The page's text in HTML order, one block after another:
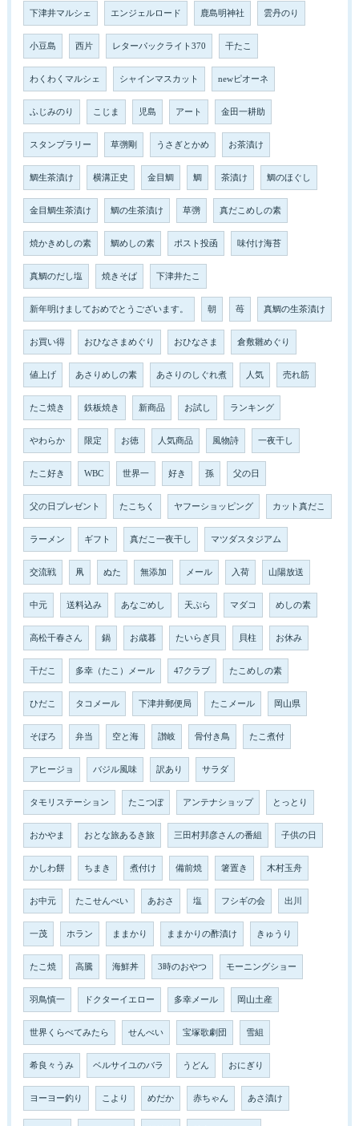
下津井マルシェ エンジェルロード 鹿島明神社 雲丹のり
小豆島 西片 レターパックライト370 干たこ
わくわくマルシェ シャインマスカット newピオーネ
ふじみのり こじま 児島 アート 金田一耕助
スタンプラリー 草彅剛 うさぎとかめ お茶漬け
鯛生茶漬け 横溝正史 金目鯛 鯛 茶漬け 鯛のほぐし
金目鯛生茶漬け 鯛の生茶漬け 草彅 真だこめしの素
焼かきめしの素 鯛めしの素 ポスト投函 味付け海苔
真鯛のだし塩 焼きそば 下津井たこ
新年明けましておめでとうございます。 朝 苺 真鯛の生茶漬け
お買い得 おひなさまめぐり おひなさま 倉敷雛めぐり
値上げ あさりめしの素 あさりのしぐれ煮 人気 売れ筋
たこ焼き 鉄板焼き 新商品 お試し ランキング
やわらか 限定 お徳 人気商品 風物詩 一夜干し
たこ好き WBC 世界一 好き 孫 父の日
父の日プレゼント たこちく ヤフーショッピング カット真だこ
ラーメン ギフト 真だこ一夜干し マツダスタジアム
交流戦 凧 ぬた 無添加 メール 入荷 山陽放送
中元 送料込み あなごめし 天ぷら マダコ めしの素
高松千春さん 鍋 お歳暮 たいらぎ貝 貝柱 お休み
干だこ 多幸（たこ）メール 47クラブ たこめしの素
ひだこ タコメール 下津井郵便局 たこメール 岡山県
そぼろ 弁当 空と海 讃岐 骨付き鳥 たこ煮付
アヒージョ バジル風味 訳あり サラダ
タモリステーション たこつぼ アンテナショップ とっとり
おかやま おとな旅あるき旅 三田村邦彦さんの番組 子供の日
かしわ餅 ちまき 煮付け 備前焼 箸置き 木村玉舟
お中元 たこせんべい あおさ 塩 フシギの会 出川
一茂 ホラン ままかり ままかりの酢漬け きゅうり
たこ焼 高騰 海鮮丼 3時のおやつ モーニングショー
羽鳥慎一 ドクターイエロー 多幸メール 岡山土産
世界くらべてみたら せんべい 宝塚歌劇団 雪組
希良々うみ ベルサイユのバラ うどん おにぎり
ヨーヨー釣り こより めだか 赤ちゃん あさ漬け